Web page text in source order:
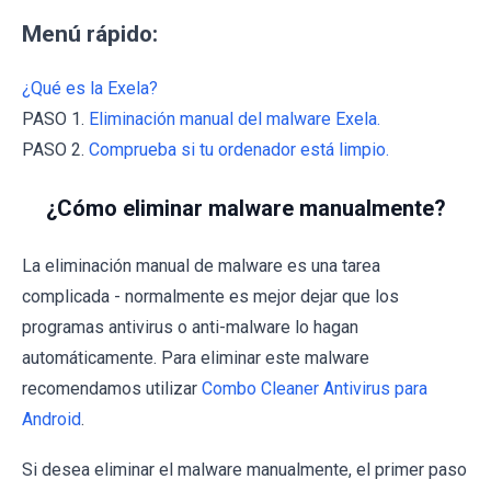
Menú rápido:
¿Qué es la Exela?
PASO 1. Eliminación manual del malware Exela.
PASO 2. Comprueba si tu ordenador está limpio.
¿Cómo eliminar malware manualmente?
La eliminación manual de malware es una tarea
complicada - normalmente es mejor dejar que los
programas antivirus o anti-malware lo hagan
automáticamente. Para eliminar este malware
recomendamos utilizar Combo Cleaner Antivirus para
Android.
Si desea eliminar el malware manualmente, el primer paso